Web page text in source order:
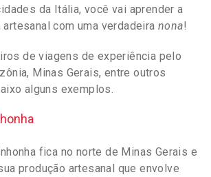
da Itália, você vai aprender a
com uma verdadeira nona!
de viagens de experiência pelo
Minas Gerais, entre outros
alguns exemplos.
fica no norte de Minas Gerais e
produção artesanal que envolve